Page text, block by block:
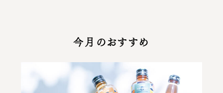
今月のおすすめ